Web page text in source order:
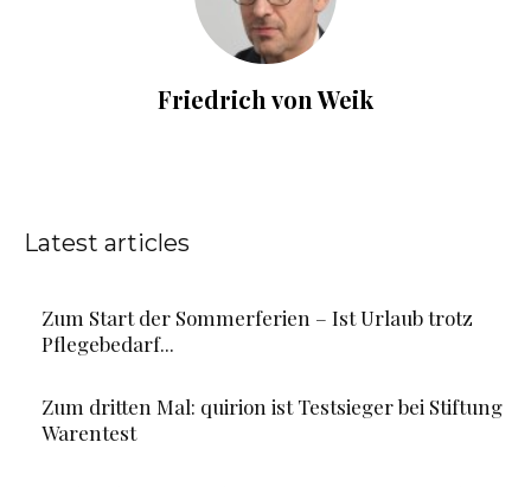
Friedrich von Weik
Latest articles
Zum Start der Sommerferien – Ist Urlaub trotz
Pflegebedarf...
Zum dritten Mal: quirion ist Testsieger bei Stiftung
Warentest